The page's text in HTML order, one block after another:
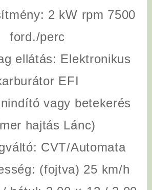
2 kW rpm 7500
ford./perc
ellátás: Elektronikus
EFI
vagy betekerés
hajtás Lánc)
CVT/Automata
(fojtva) 25 km/h